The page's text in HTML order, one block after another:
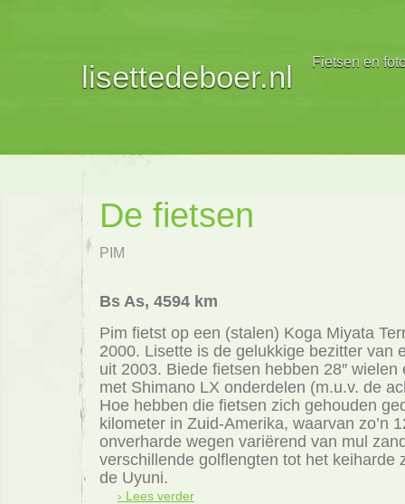
lisettedeboer.nl Fietsen en
De fietsen
PIM
Bs As, 4594 km
Pim fietst op een (stalen) Koga Miyata
2000. Lisette is de gelukkige bezitter van
uit 2003. Biede fietsen hebben 28″
met Shimano LX onderdelen (m.u.v. de
Hoe hebben die fietsen zich gehouden
kilometer in Zuid-Amerika, waarvan zo’n
onverharde wegen variërend van mul
verschillende golflengten tot het keiharde
de Uyuni.
› Lees verder